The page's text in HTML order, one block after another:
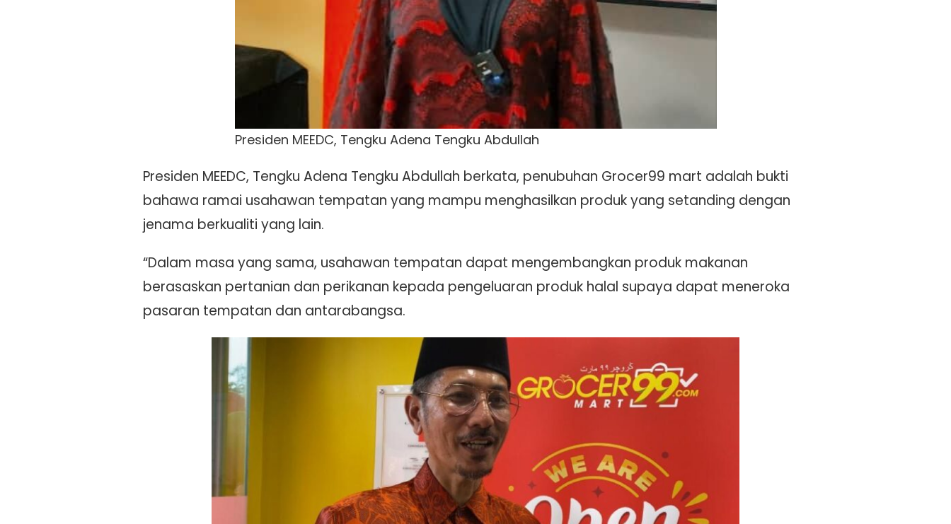
Presiden MEEDC, Tengku Adena Tengku Abdullah
Presiden MEEDC, Tengku Adena Tengku Abdullah berkata, penubuhan Grocer99 mart adalah bukti
bahawa ramai usahawan tempatan yang mampu menghasilkan produk yang setanding dengan
jenama berkualiti yang lain.
“Dalam masa yang sama, usahawan tempatan dapat mengembangkan produk makanan
berasaskan pertanian dan perikanan kepada pengeluaran produk halal supaya dapat meneroka
pasaran tempatan dan antarabangsa.